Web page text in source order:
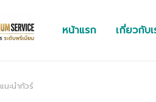
หน้าแรก เกี่ยวกับเ
นะนำทัวร์